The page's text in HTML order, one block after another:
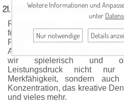
21. November 2025, 09:30 Uhr
Regelmäßiges
fördert die geistige und
Fitness. In unseren
Alter von 60-90 Jahren
wir spielerisch und
Leistungsdruck nicht nur
Merkfähigkeit, sondern
Konzen­tration, das kreative
und vieles mehr.
Weitere Informationen und
unter
Nur notwendige Details